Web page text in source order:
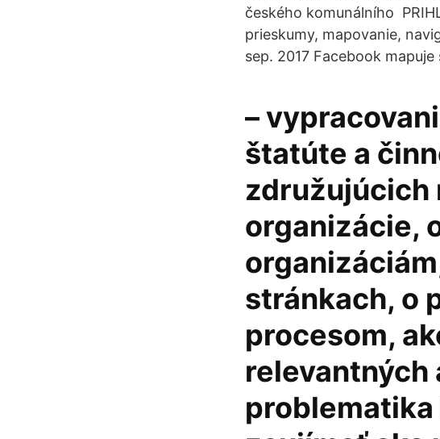
českého komunálního
prieskumy, mapovanie,
sep. 2017 Facebook
–
štatúte a
združujúcich
organizácie,
stránkach, o
procesom,
relevantných
problematika